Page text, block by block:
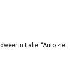
in Italië: “Auto ziet